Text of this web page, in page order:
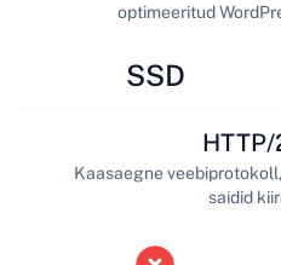
SSD
optimeeritud
Kaasaegne
saidid